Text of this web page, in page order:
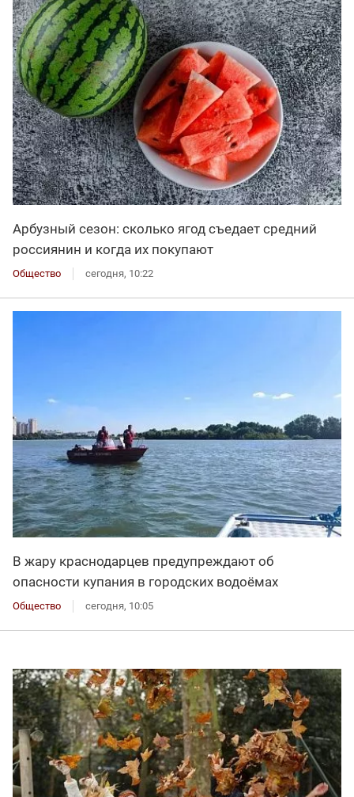
Арбузный сезон: сколько ягод съедает средний
россиянин и когда их покупают
Общество сегодня, 10:22
В жару краснодарцев предупреждают об
опасности купания в городских водоёмах
Общество сегодня, 10:05